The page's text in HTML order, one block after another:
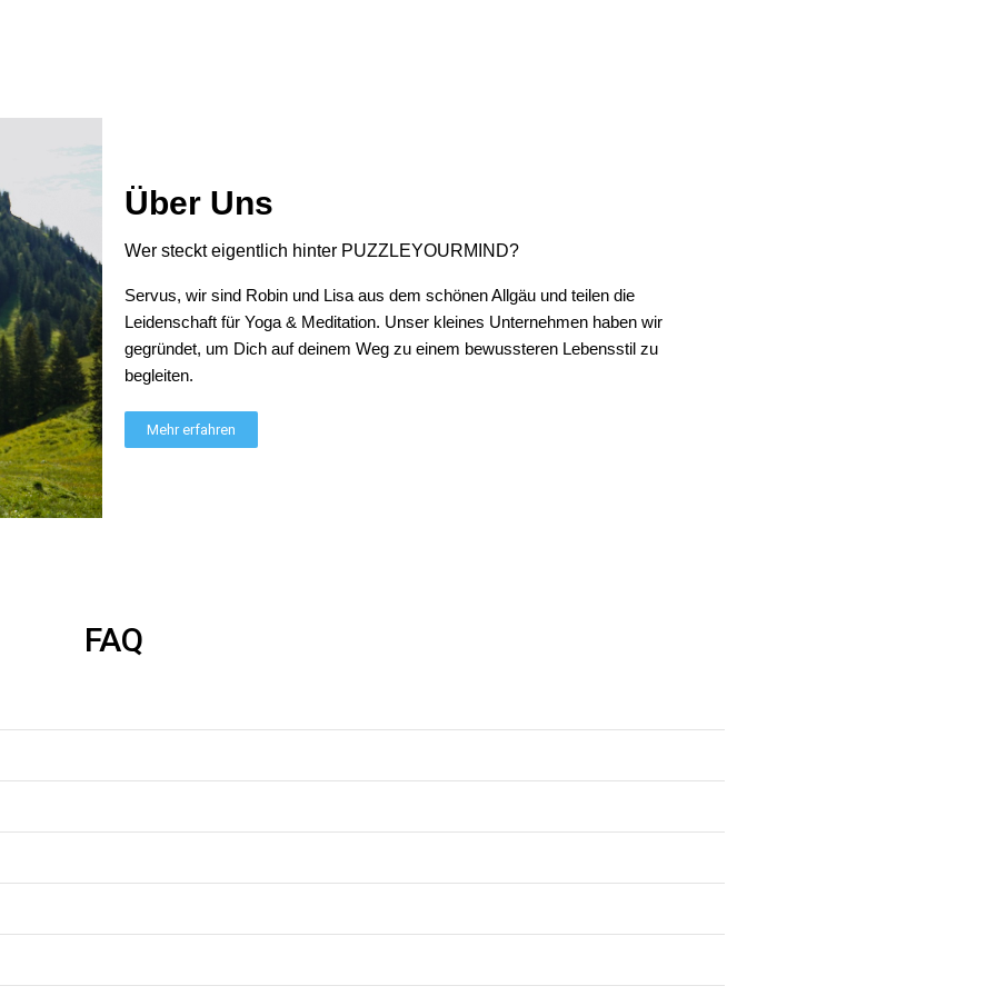
Aber ist auch okay
toll aus und der Druck kommt gut zur Geltung. Fällt leger aus. Ich habe trotzdem meine übliche Größe M genommen und das war die richtige
happy damit!
wo ich ihn her habe :D
Über Uns
Wer steckt eigentlich hinter PUZZLEYOURMIND?
Servus, wir sind Robin und Lisa aus dem schönen Allgäu und teilen die
Leidenschaft für Yoga & Meditation. Unser kleines Unternehmen haben wir
gegründet, um Dich auf deinem Weg zu einem bewussteren Lebensstil zu
begleiten.
Mehr erfahren
FAQ